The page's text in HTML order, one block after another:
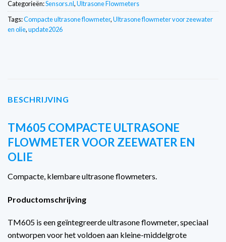
Categorieën:Sensors.nl,Ultrasone Flowmeters
Tags:Compacte ultrasone flowmeter,Ultrasone flowmeter voor zeewater
en olie,update2026
BESCHRIJVING
TM605 COMPACTE ULTRASONE
FLOWMETER VOOR ZEEWATER EN
OLIE
Compacte, klembare ultrasone flowmeters.
Productomschrijving
TM605 is een geïntegreerde ultrasone flowmeter, speciaal
ontworpen voor het voldoen aan kleine-middelgrote